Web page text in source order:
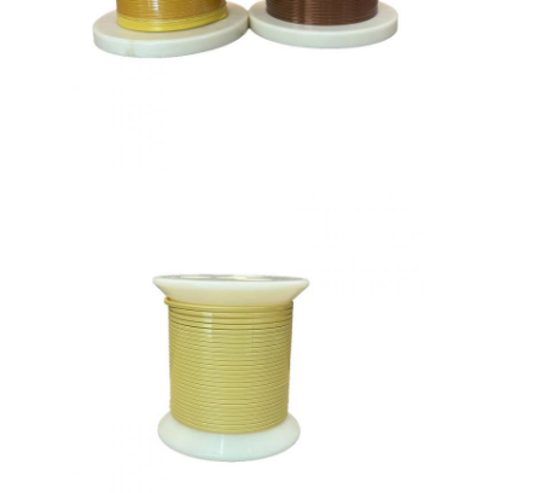
Contrôle de qualité
fils ronds de cuivre émaillés
Fil de laminage en cuivre émaillé
Fil de cuivre isolé par émail